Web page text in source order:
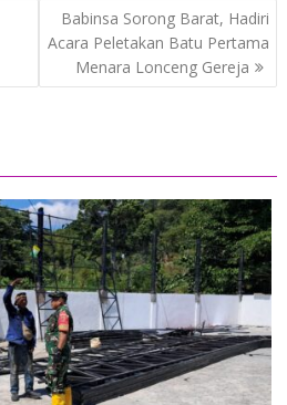
Babinsa Sorong Barat, Hadiri
Acara Peletakan Batu Pertama
Menara Lonceng Gereja